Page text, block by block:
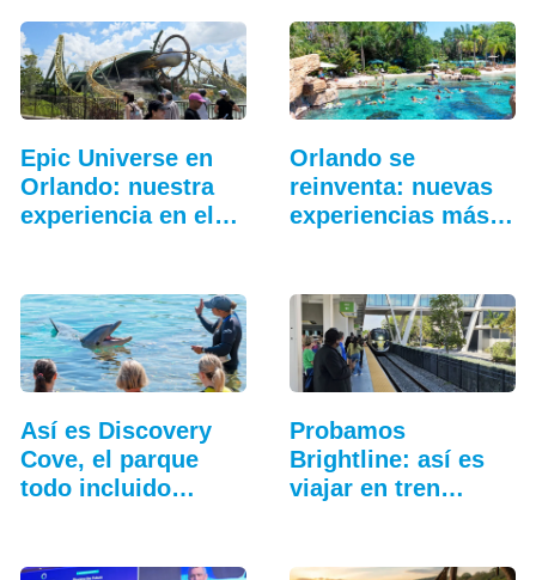
Epic Universe en
Orlando: nuestra
experiencia en el…
Orlando se
reinventa: nuevas
experiencias más
Así es Discovery
Cove, el parque
todo incluido
Probamos
Brightline: así es
viajar en tren